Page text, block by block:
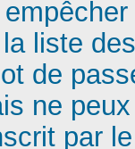
liste
de
ne
par